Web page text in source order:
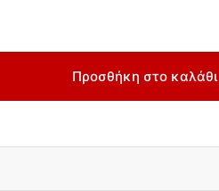
Προσθήκη στο καλάθι